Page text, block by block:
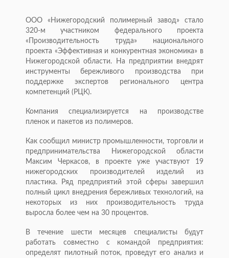
ООО «Нижегородский полимерный завод» стало
320-м участником федерального проекта
«Производительность труда» национального
проекта «Эффективная и конкурентная экономика» в
Нижегородской области. На предприятии внедрят
инструменты бережливого производства при
поддержке экспертов регионального центра
компетенций (РЦК).
Компания специализируется на производстве
пленок и пакетов из полимеров.
Как сообщил министр промышленности, торговли и
предпринимательства Нижегородской области
Максим Черкасов, в проекте уже участвуют 19
нижегородских производителей изделий из
пластика. Ряд предприятий этой сферы завершил
полный цикл внедрения бережливых технологий, на
некоторых из них производительность труда
выросла более чем на 30 процентов.
В течение шести месяцев специалисты будут
работать совместно с командой предприятия:
определят пилотный поток, проведут его анализ и